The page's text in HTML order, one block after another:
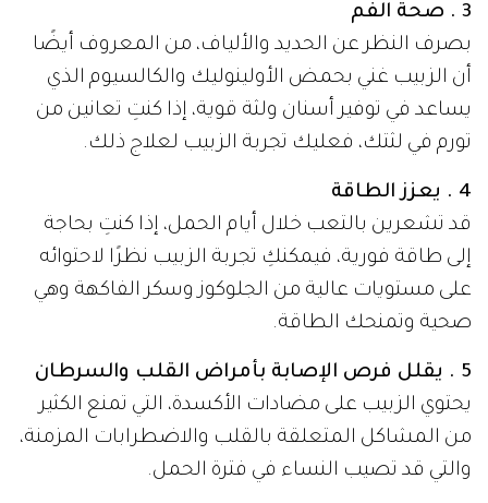
3 . صحة الفم
بصرف النظر عن الحديد والألياف، من المعروف أيضًا
أن الزبيب غني بحمض الأولينوليك والكالسيوم الذي
يساعد في توفير أسنان ولثة قوية، إذا كنتِ تعانين من
تورم في لثتك، فعليك تجربة الزبيب لعلاج ذلك.
4 . يعزز الطاقة
قد تشعرين بالتعب خلال أيام الحمل، إذا كنتِ بحاجة
إلى طاقة فورية، فيمكنكِ تجربة الزبيب نظرًا لاحتوائه
على مستويات عالية من الجلوكوز وسكر الفاكهة وهي
صحية وتمنحك الطاقة.
5 . يقلل فرص الإصابة بأمراض القلب والسرطان
يحتوي الزبيب على مضادات الأكسدة، التي تمنع الكثير
من المشاكل المتعلقة بالقلب والاضطرابات المزمنة،
والتي قد تصيب النساء في فترة الحمل.